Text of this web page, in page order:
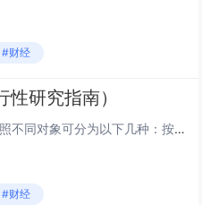
#财经
研究指南）
项目投资包括什么 1、项目投资按照不同对象可分为以下几种：按照投资时间，项目投资可分为短期投资和长期投资。短期投资又称流动资产投资，是指在一年内能收回的投资。长期投资则是指一年以上才能收回的投资。2、项目投资领域主要包括以下方面： 农林水利...
#财经